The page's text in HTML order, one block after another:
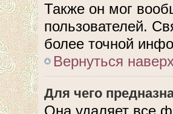
Также он мог
пользователей.
более точной
Вернуться
Для чего
Она удаляет все